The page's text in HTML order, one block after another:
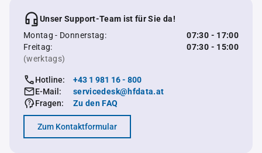
Unser Support-Team ist für Sie da!
Montag - Donnerstag:
07:30 - 17:00
Freitag:
07:30 - 15:00
(werktags)
Hotline:
+43 1 981 16 - 800
E-Mail:
servicedesk@hfdata.at
Fragen:
Zu den FAQ
Zum Kontaktformular